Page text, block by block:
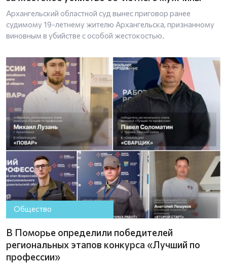
Архангельский областной суд вынес приговор ранее
судимому 19-летнему жителю Архангельска, признанному
виновным в убийстве с особой жестокостью.
Общество
В Поморье определили победителей
региональных этапов конкурса «Лучший по
профессии»